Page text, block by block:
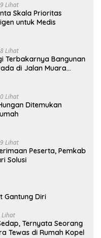
Lihat
Skala Prioritas
untuk Medis
Lihat
Terbakarnya Bangunan
di Jalan Muara
Lihat
Ditemukan
Lihat
Peserta, Pemkab
Solusi
Gantung Diri
Lihat
Ternyata Seorang
Tewas di Rumah Kopel